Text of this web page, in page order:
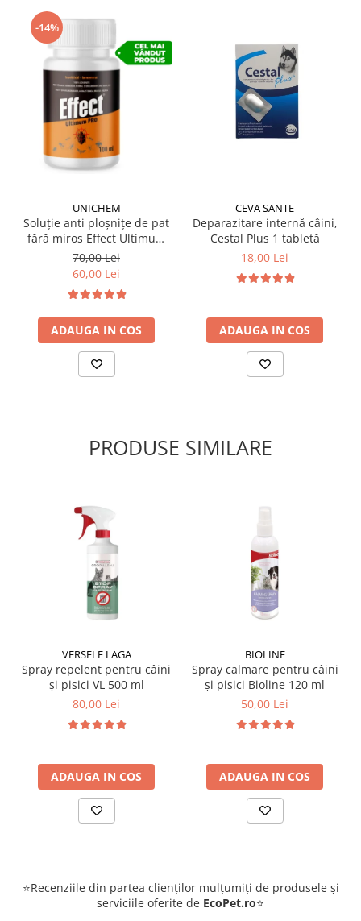
-14%
UNICHEM
Soluție anti ploșnițe de pat
fără miros Effect Ultimum
PRO 100 ml
70,00 Lei
60,00 Lei
ADAUGA IN COS
CEVA SANTE
Deparazitare internă câini,
Cestal Plus 1 tabletă
18,00 Lei
ADAUGA IN COS
PRODUSE SIMILARE
VERSELE LAGA
Spray repelent pentru câini
și pisici VL 500 ml
80,00 Lei
ADAUGA IN COS
BIOLINE
Spray calmare pentru câini
și pisici Bioline 120 ml
50,00 Lei
ADAUGA IN COS
⭐Recenziile din partea clienților mulțumiți de produsele și
serviciile oferite de EcoPet.ro⭐